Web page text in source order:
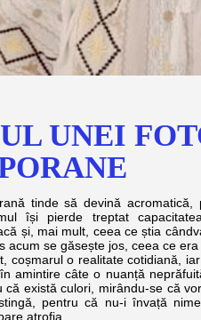
UNEI
tinde să devină acromatică,
își pierde treptat
și, mai mult, ceea ce știa
acum se găsește jos, ceea ce
coșmarul o realitate cotidiană,
amintire câte o nuanță
că există culori, mirându-se că
pentru că nu-i învață
atrofia.